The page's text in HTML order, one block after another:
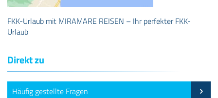
FKK-Urlaub mit MIRAMARE REISEN – Ihr perfekter FKK-
Urlaub
Direkt zu
Häufig gestellte Fragen